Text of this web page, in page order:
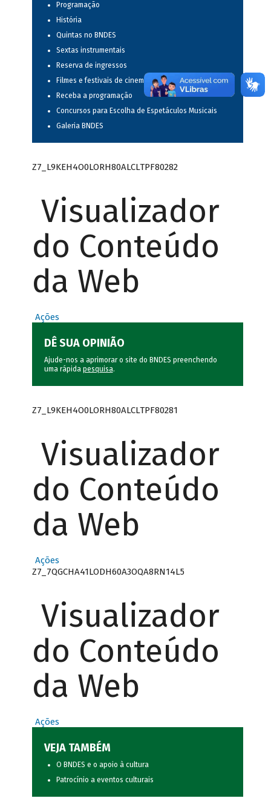
Programação
História
Quintas no BNDES
Sextas instrumentais
Reserva de ingressos
Filmes e festivais de cinema
Receba a programação
Concursos para Escolha de Espetáculos Musicais
Galeria BNDES
Z7_L9KEH4O0LORH80ALCLTPF80282
Visualizador
do Conteúdo
da Web
Ações
DÊ SUA OPINIÃO
Ajude-nos a aprimorar o site do BNDES preenchendo
uma rápida pesquisa.
Z7_L9KEH4O0LORH80ALCLTPF80281
Visualizador
do Conteúdo
da Web
Ações
Z7_7QGCHA41LODH60A3OQA8RN14L5
Visualizador
do Conteúdo
da Web
Ações
VEJA TAMBÉM
O BNDES e o apoio à cultura
Patrocínio a eventos culturais